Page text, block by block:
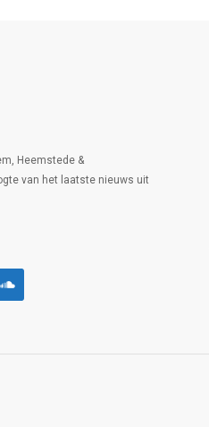
Heemstede &
van het laatste nieuws uit